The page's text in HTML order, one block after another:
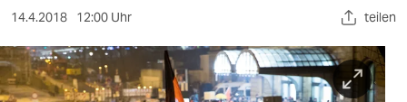
kultur
sport
berlin
14.4.2018 12:00 Uhr teilen